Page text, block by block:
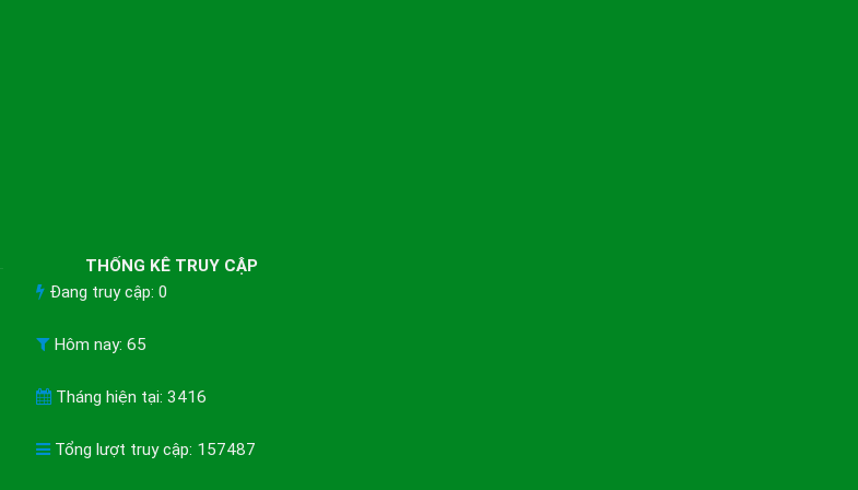
THỐNG KÊ TRUY CẬP
Đang truy cập: 0
Hôm nay: 65
Tháng hiện tại: 3416
Tổng lượt truy cập: 157487